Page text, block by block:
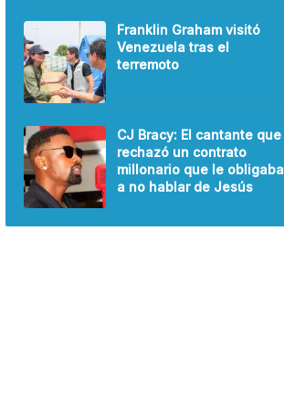
Franklin Graham visitó
Venezuela tras el
terremoto
CJ Bracy: El cantante que
rechazó un contrato
millonario que le obligaba
a no hablar de Jesús